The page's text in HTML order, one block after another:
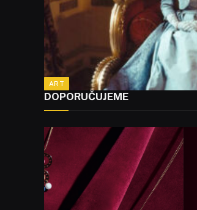
ART
DOPORUČUJEME